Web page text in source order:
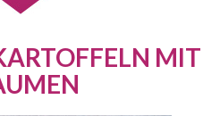
MIT